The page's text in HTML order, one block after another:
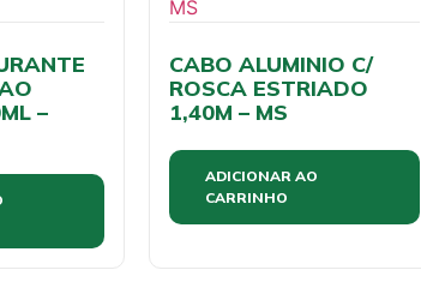
–
CABO ALUMINIO C/
ROSCA ESTRIADO
1,40M – MS
ADICIONAR AO
CARRINHO